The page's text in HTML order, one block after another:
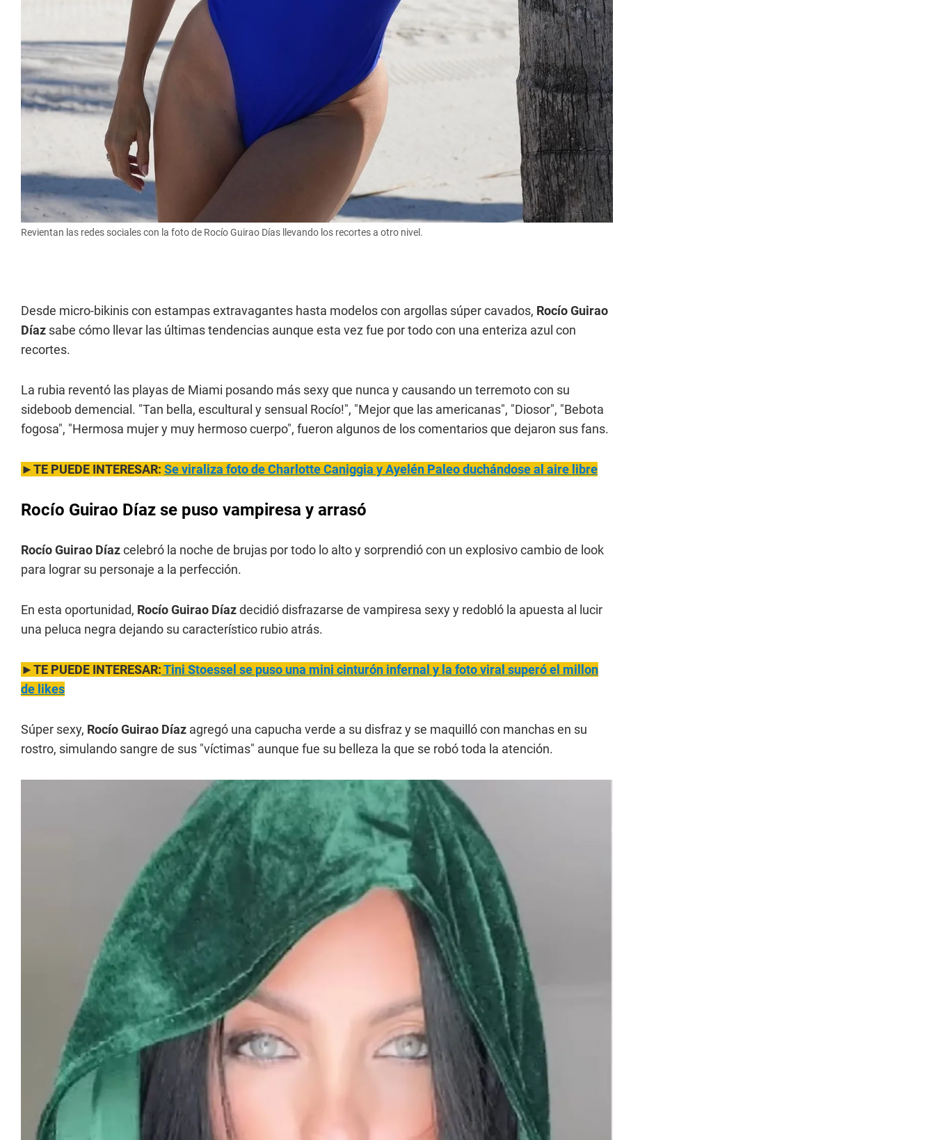
Revientan las redes sociales con la foto de Rocío Guirao Días llevando los recortes a otro nivel.
Desde micro-bikinis con estampas extravagantes hasta modelos con argollas súper cavados, Rocío Guirao
Díaz sabe cómo llevar las últimas tendencias aunque esta vez fue por todo con una enteriza azul con
recortes.
La rubia reventó las playas de Miami posando más sexy que nunca y causando un terremoto con su
sideboob demencial. "Tan bella, escultural y sensual Rocío!", "Mejor que las americanas", "Diosor", "Bebota
fogosa", "Hermosa mujer y muy hermoso cuerpo", fueron algunos de los comentarios que dejaron sus fans.
►TE PUEDE INTERESAR: Se viraliza foto de Charlotte Caniggia y Ayelén Paleo duchándose al aire libre
Rocío Guirao Díaz se puso vampiresa y arrasó
Rocío Guirao Díazcelebró la noche de brujas por todo lo alto y sorprendió con un explosivo cambio de look
para lograr su personaje a la perfección.
En esta oportunidad, Rocío Guirao Díazdecidió disfrazarse de vampiresa sexy y redobló la apuesta al lucir
una peluca negra dejando su característico rubio atrás.
►TE PUEDE INTERESAR:Tini Stoessel se puso una mini cinturón infernal y la foto viral superó el millon
de likes
Súper sexy, Rocío Guirao Díaz agregó una capucha verde a su disfraz y se maquilló con manchas en su
rostro, simulando sangre de sus "víctimas" aunque fue su belleza la que se robó toda la atención.